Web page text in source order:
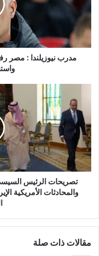
مدرب نيوزيلندا : مصر
تصريحات الرئيس
والمحادثات الأمريكية
مقالات ذات صلة